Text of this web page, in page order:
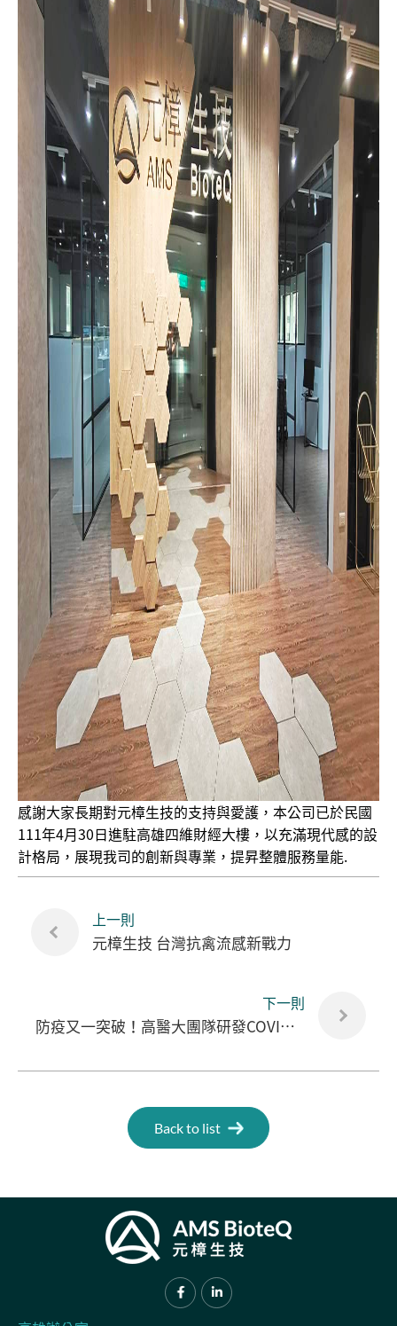
感謝大家長期對元樟生技的支持與愛護，本公司已於民國
111年4月30日進駐高雄四維財經大樓，以充滿現代感的設
計格局，展現我司的創新與專業，提昇整體服務量能.
上一則
元樟生技 台灣抗禽流感新戰力
下一則
防疫又一突破！高醫大團隊研發COVID-19抗體檢測平台 精準檢測抗體效價
Back to list